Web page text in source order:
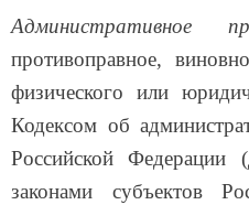
Административное
противоправное,
физического или
Кодексом об
Российской
законами субъектов